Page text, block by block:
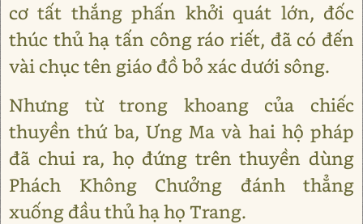
cơ tất thắng phấn khởi quát lớn, đốc
thúc thủ hạ tấn công ráo riết, đã có đến
vài chục tên giáo đồ bỏ xác dưới sông.
Nhưng từ trong khoang của chiếc
thuyền thứ ba, Ưng Ma và hai hộ pháp
đã chui ra, họ đứng trên thuyền dùng
Phách Không Chưởng đánh thẳng
xuống đầu thủ hạ họ Trang.